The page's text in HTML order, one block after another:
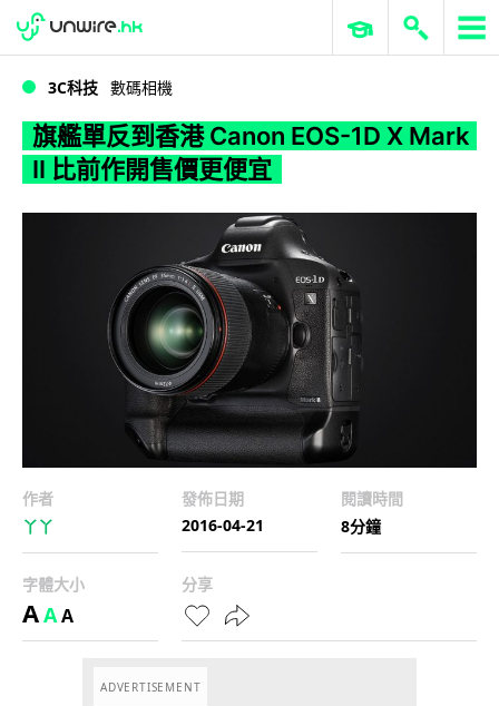
WWDC 2026 ERP 與商業 AI
3C科技 數碼相機
旗艦單反到香港 Canon EOS-1D X Mark
II 比前作開售價更便宜
作者
丫丫
發佈日期
2016-04-21
閱讀時間
8分鐘
字體大小
AAA
分享
ADVERTISEMENT